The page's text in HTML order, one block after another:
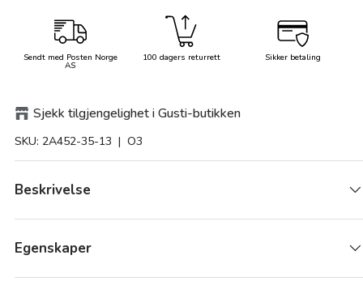
Sendt med Posten Norge
AS
100 dagers returrett Sikker betaling
Sjekk tilgjengelighet i Gusti-butikken
SKU: 2A452-35-13 | O3
Beskrivelse
Egenskaper